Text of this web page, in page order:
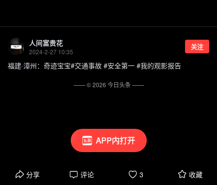
APP内打开
人间富贵花
2024-2-27 10:35
关注
福建·漳州：奇迹宝宝#交通事故 #安全第一 #我的观影报告
分享 评论 3 收藏
—— ©2026 今日头条——